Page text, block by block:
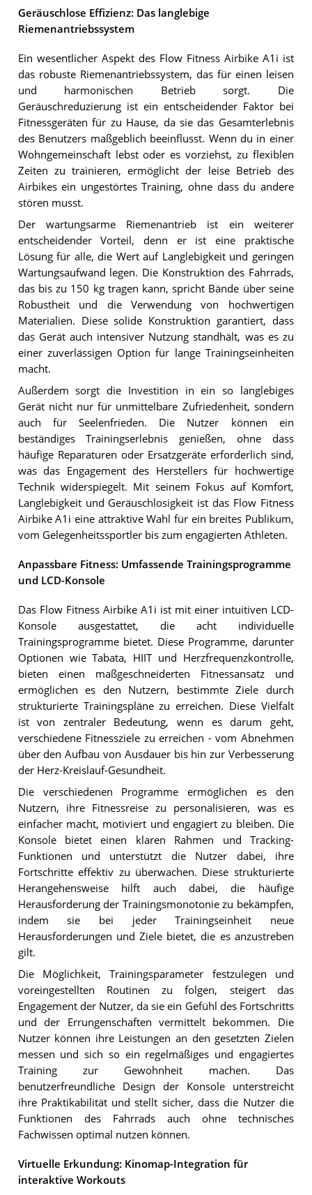
Geräuschlose Effizienz: Das langlebige
Riemenantriebssystem
Ein wesentlicher Aspekt des Flow Fitness Airbike A1i ist
das robuste Riemenantriebssystem, das für einen leisen
und harmonischen Betrieb sorgt. Die
Geräuschreduzierung ist ein entscheidender Faktor bei
Fitnessgeräten für zu Hause, da sie das Gesamterlebnis
des Benutzers maßgeblich beeinflusst. Wenn du in einer
Wohngemeinschaft lebst oder es vorziehst, zu flexiblen
Zeiten zu trainieren, ermöglicht der leise Betrieb des
Airbikes ein ungestörtes Training, ohne dass du andere
stören musst.
Der wartungsarme Riemenantrieb ist ein weiterer
entscheidender Vorteil, denn er ist eine praktische
Lösung für alle, die Wert auf Langlebigkeit und geringen
Wartungsaufwand legen. Die Konstruktion des Fahrrads,
das bis zu 150 kg tragen kann, spricht Bände über seine
Robustheit und die Verwendung von hochwertigen
Materialien. Diese solide Konstruktion garantiert, dass
das Gerät auch intensiver Nutzung standhält, was es zu
einer zuverlässigen Option für lange Trainingseinheiten
macht.
Außerdem sorgt die Investition in ein so langlebiges
Gerät nicht nur für unmittelbare Zufriedenheit, sondern
auch für Seelenfrieden. Die Nutzer können ein
beständiges Trainingserlebnis genießen, ohne dass
häufige Reparaturen oder Ersatzgeräte erforderlich sind,
was das Engagement des Herstellers für hochwertige
Technik widerspiegelt. Mit seinem Fokus auf Komfort,
Langlebigkeit und Geräuschlosigkeit ist das Flow Fitness
Airbike A1i eine attraktive Wahl für ein breites Publikum,
vom Gelegenheitssportler bis zum engagierten Athleten.
Anpassbare Fitness: Umfassende Trainingsprogramme
und LCD-Konsole
Das Flow Fitness Airbike A1i ist mit einer intuitiven LCD-
Konsole ausgestattet, die acht individuelle
Trainingsprogramme bietet. Diese Programme, darunter
Optionen wie Tabata, HIIT und Herzfrequenzkontrolle,
bieten einen maßgeschneiderten Fitnessansatz und
ermöglichen es den Nutzern, bestimmte Ziele durch
strukturierte Trainingspläne zu erreichen. Diese Vielfalt
ist von zentraler Bedeutung, wenn es darum geht,
verschiedene Fitnessziele zu erreichen - vom Abnehmen
über den Aufbau von Ausdauer bis hin zur Verbesserung
der Herz-Kreislauf-Gesundheit.
Die verschiedenen Programme ermöglichen es den
Nutzern, ihre Fitnessreise zu personalisieren, was es
einfacher macht, motiviert und engagiert zu bleiben. Die
Konsole bietet einen klaren Rahmen und Tracking-
Funktionen und unterstützt die Nutzer dabei, ihre
Fortschritte effektiv zu überwachen. Diese strukturierte
Herangehensweise hilft auch dabei, die häufige
Herausforderung der Trainingsmonotonie zu bekämpfen,
indem sie bei jeder Trainingseinheit neue
Herausforderungen und Ziele bietet, die es anzustreben
gilt.
Die Möglichkeit, Trainingsparameter festzulegen und
voreingestellten Routinen zu folgen, steigert das
Engagement der Nutzer, da sie ein Gefühl des Fortschritts
und der Errungenschaften vermittelt bekommen. Die
Nutzer können ihre Leistungen an den gesetzten Zielen
messen und sich so ein regelmäßiges und engagiertes
Training zur Gewohnheit machen. Das
benutzerfreundliche Design der Konsole unterstreicht
ihre Praktikabilität und stellt sicher, dass die Nutzer die
Funktionen des Fahrrads auch ohne technisches
Fachwissen optimal nutzen können.
Virtuelle Erkundung: Kinomap-Integration für
interaktive Workouts